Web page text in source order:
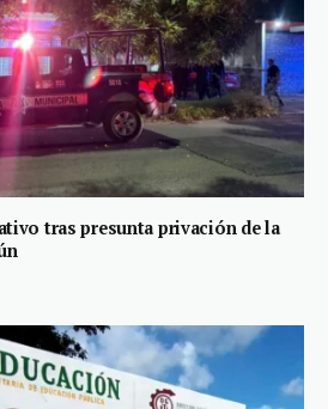
tras presunta privación de la